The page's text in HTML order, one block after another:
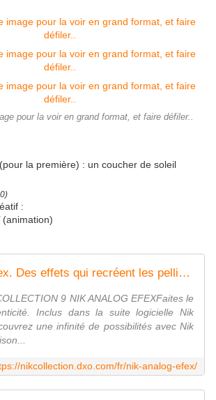
pour la voir en grand format, et faire défiler..
la première) : un coucher de soleil
:
(animation)
Nik Analog Efex. Des effets qui recréent les pellicules et appareils vintage - Nik Collection by DxO
9 NIK ANALOG EFEXFaites le
Inclus dans la suite logicielle Nik
une infinité de possibilités avec Nik
nikcollection.dxo.com/fr/nik-analog-efex/